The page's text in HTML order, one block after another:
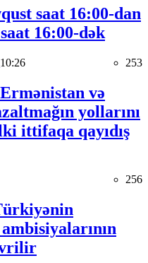
saat 16:00-dan
16:00-dək
10:26 253
və
yollarını
ittifaqa qayıdış
256